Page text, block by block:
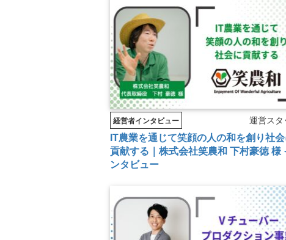
経営者インタビュー 運営スタ
IT農業を通じて笑顔の人の和を創り社
貢献する｜株式会社笑農和 下村豪徳 様
ンタビュー